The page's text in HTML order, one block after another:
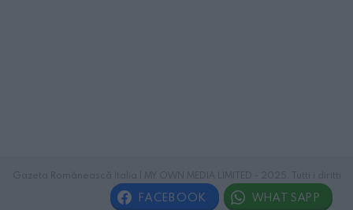
riservati.
FACEBOOK WHATSAPP